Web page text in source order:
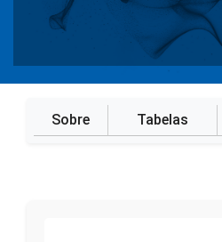
Sobre Tabelas